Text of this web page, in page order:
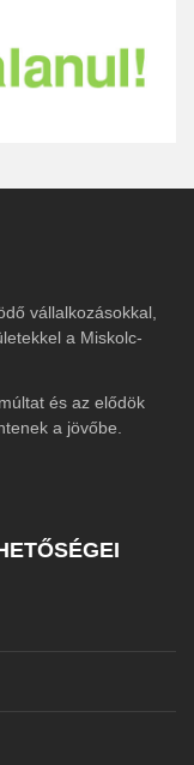
vállalkozásokkal,
a Miskolc-
és az elődök
a jövőbe.